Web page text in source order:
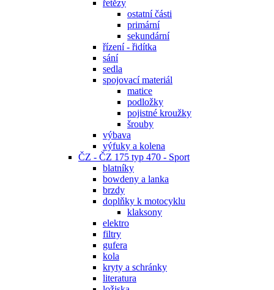
řetězy
ostatní části
primární
sekundární
řízení - řidítka
sání
sedla
spojovací materiál
matice
podložky
pojistné kroužky
šrouby
výbava
výfuky a kolena
ČZ - ČZ 175 typ 470 - Sport
blatníky
bowdeny a lanka
brzdy
doplňky k motocyklu
klaksony
elektro
filtry
gufera
kola
kryty a schránky
literatura